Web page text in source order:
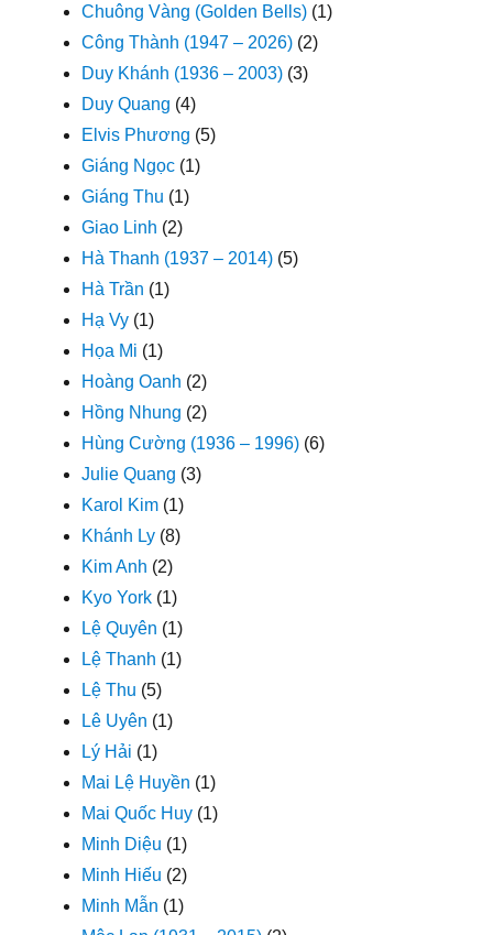
Chuông Vàng (Golden Bells) (1)
Công Thành (1947 – 2026) (2)
Duy Khánh (1936 – 2003) (3)
Duy Quang (4)
Elvis Phương (5)
Giáng Ngọc (1)
Giáng Thu (1)
Giao Linh (2)
Hà Thanh (1937 – 2014) (5)
Hà Trần (1)
Hạ Vy (1)
Họa Mi (1)
Hoàng Oanh (2)
Hồng Nhung (2)
Hùng Cường (1936 – 1996) (6)
Julie Quang (3)
Karol Kim (1)
Khánh Ly (8)
Kim Anh (2)
Kyo York (1)
Lệ Quyên (1)
Lệ Thanh (1)
Lệ Thu (5)
Lê Uyên (1)
Lý Hải (1)
Mai Lệ Huyền (1)
Mai Quốc Huy (1)
Minh Diệu (1)
Minh Hiếu (2)
Minh Mẫn (1)